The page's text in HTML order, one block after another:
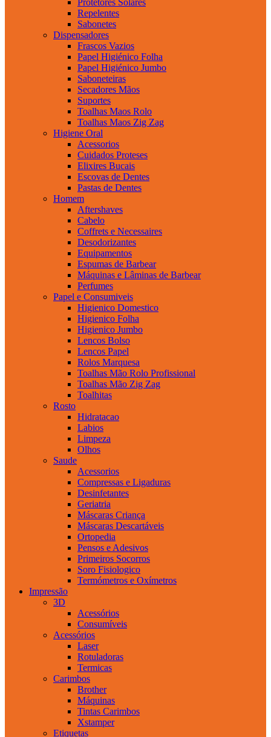
Repelentes
Sabonetes
Dispensadores
Frascos Vazios
Papel Higiénico Folha
Papel Higiénico Jumbo
Saboneteiras
Secadores Mãos
Suportes
Toalhas Maos Rolo
Toalhas Maos Zig Zag
Higiene Oral
Acessorios
Cuidados Proteses
Elixires Bucais
Escovas de Dentes
Pastas de Dentes
Homem
Aftershaves
Cabelo
Coffrets e Necessaires
Desodorizantes
Equipamentos
Espumas de Barbear
Máquinas e Lâminas de Barbear
Perfumes
Papel e Consumiveis
Higienico Domestico
Higienico Folha
Higienico Jumbo
Lencos Bolso
Lencos Papel
Rolos Marquesa
Toalhas Mão Rolo Profissional
Toalhas Mão Zig Zag
Toalhitas
Rosto
Hidratacao
Labios
Limpeza
Olhos
Saude
Acessorios
Compressas e Ligaduras
Desinfetantes
Geriatria
Máscaras Criança
Máscaras Descartáveis
Ortopedia
Pensos e Adesivos
Primeiros Socorros
Soro Fisiologico
Termómetros e Oxímetros
Impressão
3D
Acessórios
Consumíveis
Acessórios
Laser
Rotuladoras
Termicas
Carimbos
Brother
Máquinas
Tintas Carimbos
Xstamper
Etiquetas